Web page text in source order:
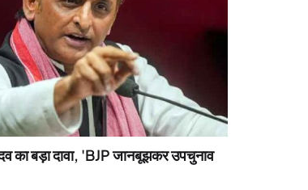
का बड़ा दावा, 'BJP जानबूझकर उपचुनाव